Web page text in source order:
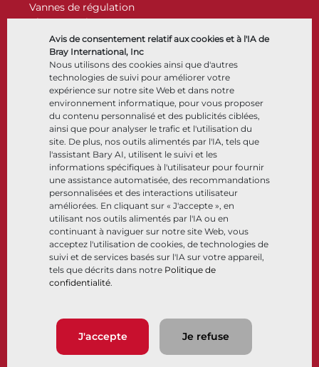
Avis de consentement relatif aux cookies et à l'IA de
Bray International, Inc
Nous utilisons des cookies ainsi que d'autres
technologies de suivi pour améliorer votre
expérience sur notre site Web et dans notre
environnement informatique, pour vous proposer
du contenu personnalisé et des publicités ciblées,
ainsi que pour analyser le trafic et l'utilisation du
site. De plus, nos outils alimentés par l'IA, tels que
l'assistant Bary AI, utilisent le suivi et les
informations spécifiques à l'utilisateur pour fournir
une assistance automatisée, des recommandations
personnalisées et des interactions utilisateur
améliorées. En cliquant sur « J'accepte », en
utilisant nos outils alimentés par l'IA ou en
continuant à naviguer sur notre site Web, vous
acceptez l'utilisation de cookies, de technologies de
suivi et de services basés sur l'IA sur votre appareil,
tels que décrits dans notre Politique de
confidentialité.
J'accepte Je refuse
Vannes de régulation
Clapets antiretour
Actionneurs
Accessoires de contrôle
Cryogénique
Entreprise
À propos
Sites
Partenariats
Développement durable
Portail clients
Ressources
Documents
Centre de connaissance
Logiciels
Sélection de matériaux
Suivez-nous LinkedIn
© 2026 Bray International. Tous droits réservés
Politique de confidentialité